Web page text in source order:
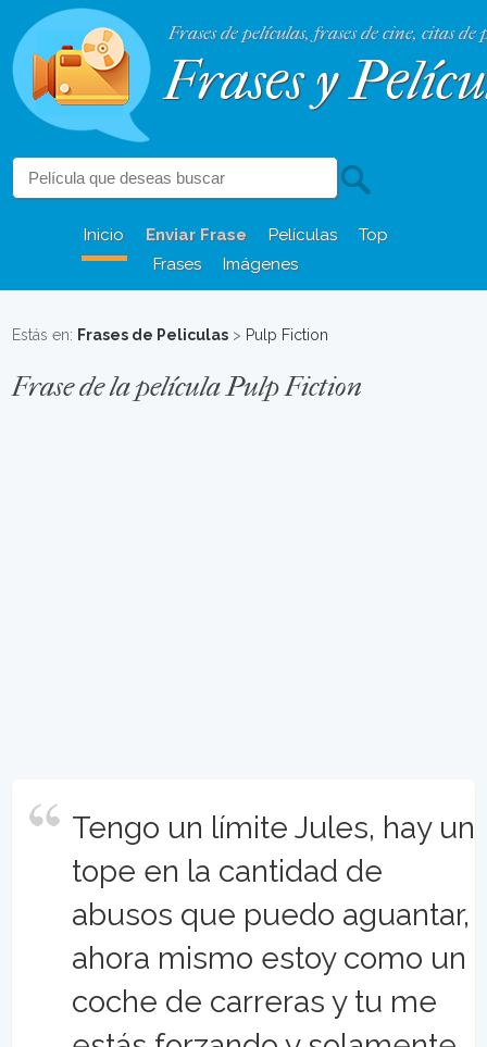
Frases de películas, frases de cine, citas de
Frases y
Inicio Enviar Frase Películas
Top
Frases
Imágenes
Estás en: Frases de Peliculas > Pulp Fiction
Frase de la película Pulp Fiction
Tengo un límite Jules, hay un
tope en la cantidad de
abusos que puedo aguantar,
ahora mismo estoy como un
coche de carreras y tu me